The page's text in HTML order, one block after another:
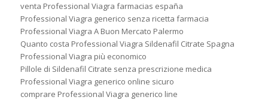
venta Professional Viagra farmacias españa
Professional Viagra generico senza ricetta farmacia
Professional Viagra A Buon Mercato Palermo
Quanto costa Professional Viagra Sildenafil Citrate Spagna
Professional Viagra più economico
Pillole di Sildenafil Citrate senza prescrizione medica
Professional Viagra generico online sicuro
comprare Professional Viagra generico line